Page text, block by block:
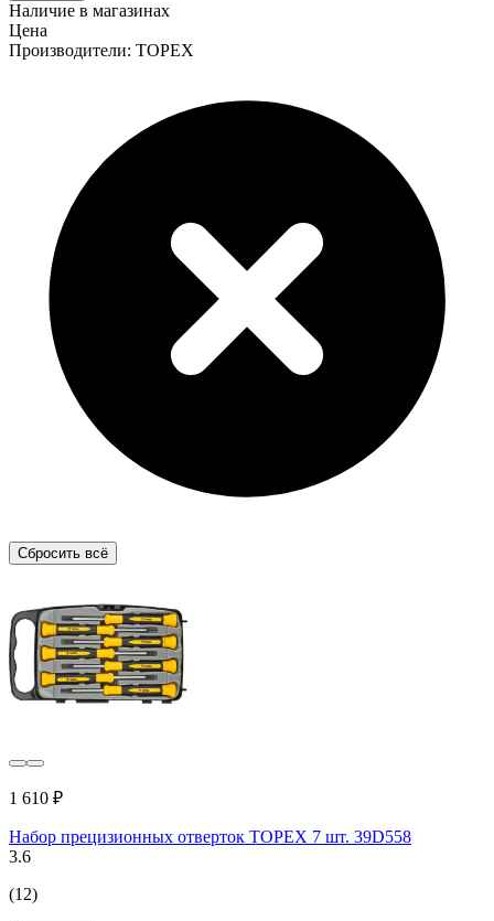
Наличие в магазинах
Цена
Производители: TOPEX
Сбросить всё
1 610 ₽
Набор прецизионных отверток TOPEX 7 шт. 39D558
3.6
(12)